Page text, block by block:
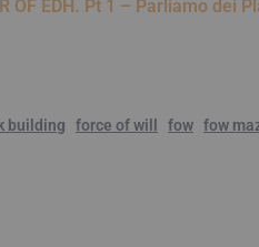
OF EDH. Pt 1 – Parliamo dei
building force of will fow fow